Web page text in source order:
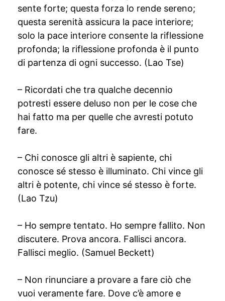
sente forte; questa forza lo rende sereno;
questa serenità assicura la pace interiore;
solo la pace interiore consente la riflessione
profonda; la riflessione profonda è il punto
di partenza di ogni successo. (Lao Tse)
– Ricordati che tra qualche decennio
potresti essere deluso non per le cose che
hai fatto ma per quelle che avresti potuto
fare.
– Chi conosce gli altri è sapiente, chi
conosce sé stesso è illuminato. Chi vince gli
altri è potente, chi vince sé stesso è forte.
(Lao Tzu)
– Ho sempre tentato. Ho sempre fallito. Non
discutere. Prova ancora. Fallisci ancora.
Fallisci meglio. (Samuel Beckett)
– Non rinunciare a provare a fare ciò che
vuoi veramente fare. Dove c’è amore e